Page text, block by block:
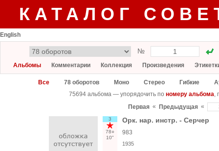
КАТАЛОГ
English
№
Альбомы Комментарии Коллекция Произведения
Все 78 оборотов Моно Стерео Гибкие
75694 альбома — упорядочить по номеру альбома,
Первая « Предыдущая «
3
78○
10"
Орк. нар. инстр. - Серчер
983
1935